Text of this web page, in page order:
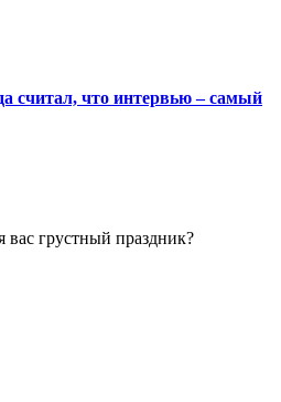
считал, что интервью – самый
грустный праздник?